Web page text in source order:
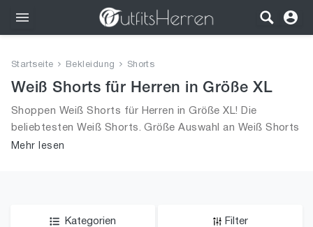
Bekleidung
Wäsche
Schuhe
Startseite Bekleidung Shorts
Weiß Shorts für Herren in Größe XL
Shoppen Weiß Shorts für Herren in Größe XL! Die
beliebtesten Weiß Shorts. Größe Auswahl an Weiß Shorts
in Größe XL und alle Trends aus 2026 für Männer!
Mehr lesen
Kategorien Filter